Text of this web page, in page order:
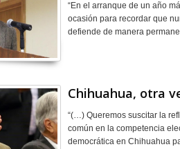
“En el arranque de un año
ocasión para recordar que
defiende de manera
Chihuahua, otra
“(…) Queremos suscitar la
común en la competencia
democrática en Chihuahua